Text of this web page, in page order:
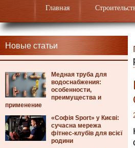
Главная
Новые статьи
Медная труба для
водоснабжения:
особенности,
преимущества и
применение
«Софія Sport» у Києві:
сучасна мережа
фітнес-клубів для всієї
родини